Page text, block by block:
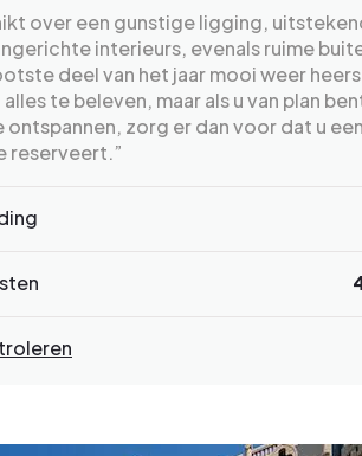
over een gunstige ligging,
interieurs, evenals ruime
deel van het jaar mooi weer
te beleven, maar als u van plan
ontspannen, zorg er dan voor dat u
reserveert.”